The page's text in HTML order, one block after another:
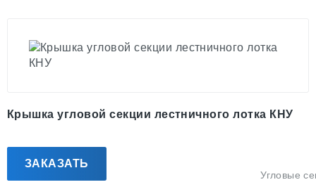
Крышка угловой секции лестничного лотка КНУ
ЗАКАЗАТЬ
Угловые